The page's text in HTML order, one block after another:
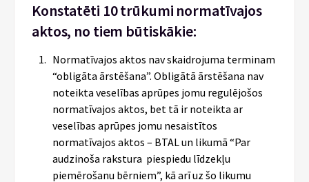
Konstatēti 10 trūkumi normatīvajos
aktos, no tiem būtiskākie:
Normatīvajos aktos nav skaidrojuma terminam
“obligāta ārstēšana”. Obligātā ārstēšana nav
noteikta veselības aprūpes jomu regulējošos
normatīvajos aktos, bet tā ir noteikta ar
veselības aprūpes jomu nesaistītos
normatīvajos aktos – BTAL un likumā “Par
audzinoša rakstura piespiedu līdzekļu
piemērošanu bērniem”, kā arī uz šo likumu